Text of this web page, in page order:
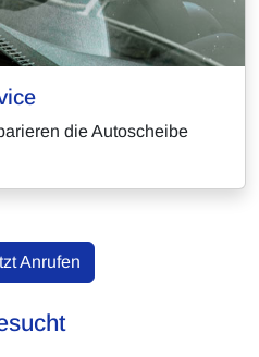
die Autoscheibe
Anrufen